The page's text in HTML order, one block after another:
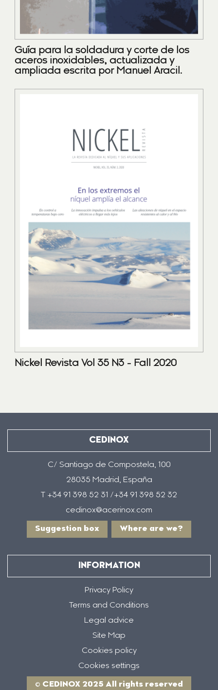
Guía para la soldadura y corte de los
aceros inoxidables, actualizada y
ampliada escrita por Manuel Aracil.
Nickel Revista Vol 35 N3 - Fall 2020
CEDINOX
C/ Santiago de Compostela, 100
28035 Madrid, España
T +34 91 398 52 31 /+34 91 398 52 32
cedinox@acerinox.com
Suggestion box Where are we?
INFORMATION
Privacy Policy
Terms and Conditions
Legal advice
Site Map
Cookies policy
Cookies settings
© CEDINOX 2025 All rights reserved